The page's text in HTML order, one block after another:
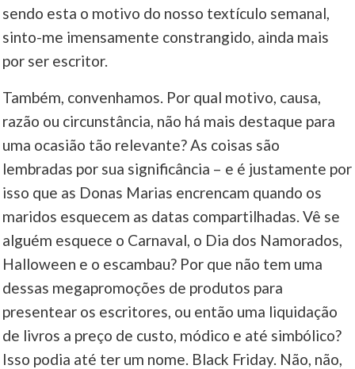
sendo esta o motivo do nosso textículo semanal,
sinto-me imensamente constrangido, ainda mais
por ser escritor.
Também, convenhamos. Por qual motivo, causa,
razão ou circunstância, não há mais destaque para
uma ocasião tão relevante? As coisas são
lembradas por sua significância – e é justamente por
isso que as Donas Marias encrencam quando os
maridos esquecem as datas compartilhadas. Vê se
alguém esquece o Carnaval, o Dia dos Namorados,
Halloween e o escambau? Por que não tem uma
dessas megapromoções de produtos para
presentear os escritores, ou então uma liquidação
de livros a preço de custo, módico e até simbólico?
Isso podia até ter um nome. Black Friday. Não, não,